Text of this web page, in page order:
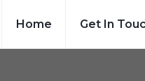
Home Get In